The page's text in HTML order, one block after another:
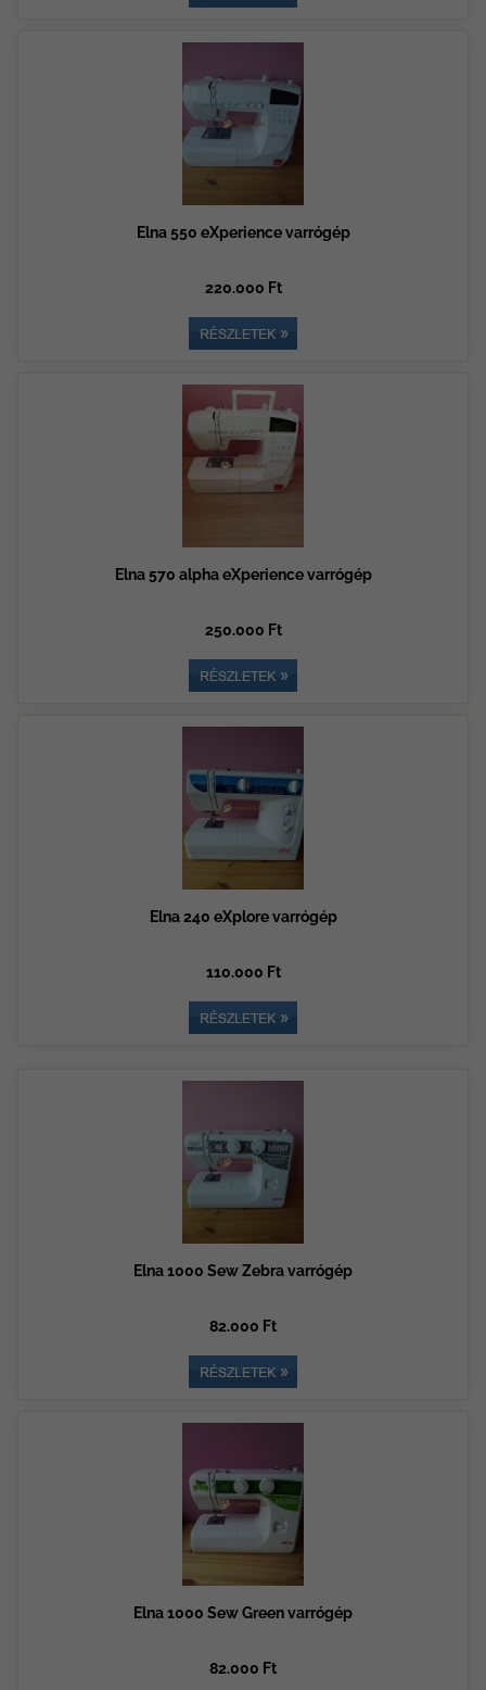
Elna 550 eXperience varrógép
220.000 Ft
Elna 570 alpha eXperience varrógép
250.000 Ft
Elna 240 eXplore varrógép
110.000 Ft
Elna 1000 Sew Zebra varrógép
82.000 Ft
Elna 1000 Sew Green varrógép
82.000 Ft